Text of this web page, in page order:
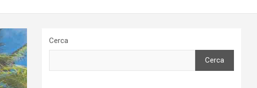
Cerca
Cerca